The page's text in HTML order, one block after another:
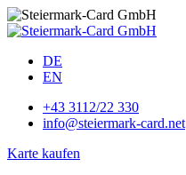
DE
EN
+43 3112/22 330
info@steiermark-card.net
Karte kaufen